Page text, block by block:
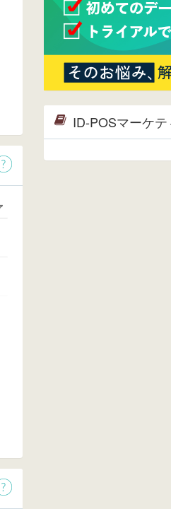
2015/04/30
詳細はこ
2015/04/20
ウレコン
ID-POSマーケ